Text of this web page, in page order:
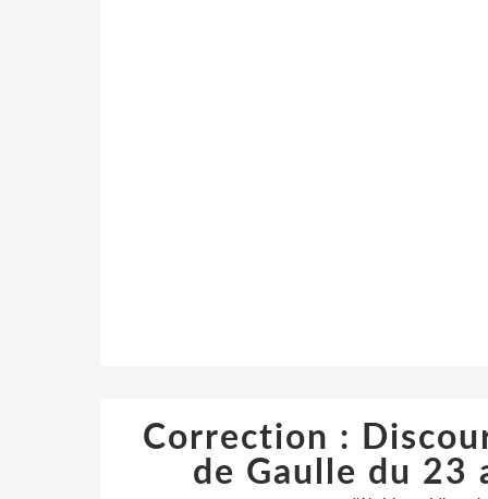
Correction :
de Gaulle du 23